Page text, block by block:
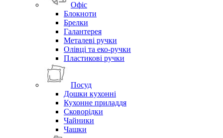
Офіс
Блокноти
Брелки
Галантерея
Металеві ручки
Олівці та еко-ручки
Пластикові ручки
Посуд
Дошки кухонні
Кухонне приладдя
Сковорідки
Чайники
Чашки